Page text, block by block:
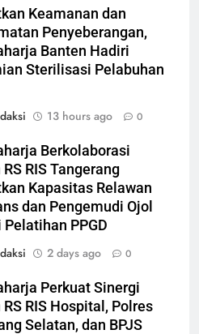
Keamanan dan
Penyeberangan,
Banten Hadiri
Sterilisasi Pelabuhan
13 hours ago 0
Berkolaborasi
RIS Tangerang
Kapasitas Relawan
dan Pengemudi Ojol
PPGD
2 days ago 0
Perkuat Sinergi
RIS Hospital, Polres
Selatan, dan BPJS